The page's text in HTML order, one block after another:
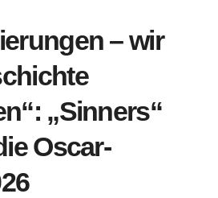
– wir
„Sinners“
Oscar-